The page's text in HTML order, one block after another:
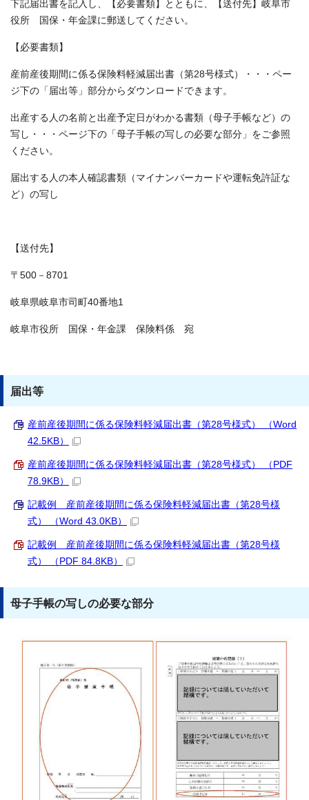
下記届出書を記入し、【必要書類】とともに、【送付先】岐阜市
役所 国保・年金課に郵送してください。
【必要書類】
産前産後期間に係る保険料軽減届出書（第28号様式）・・・ペー
ジ下の「届出等」部分からダウンロードできます。
出産する人の名前と出産予定日がわかる書類（母子手帳など）の
写し・・・ページ下の「母子手帳の写しの必要な部分」をご参照
ください。
届出する人の本人確認書類（マイナンバーカードや運転免許証な
ど）の写し
【送付先】
〒500－8701
岐阜県岐阜市司町40番地1
岐阜市役所 国保・年金課 保険料係 宛
届出等
産前産後期間に係る保険料軽減届出書（第28号様式） （Word
42.5KB）
産前産後期間に係る保険料軽減届出書（第28号様式） （PDF
78.9KB）
記載例 産前産後期間に係る保険料軽減届出書（第28号様
式） （Word 43.0KB）
記載例 産前産後期間に係る保険料軽減届出書（第28号様
式） （PDF 84.8KB）
母子手帳の写しの必要な部分